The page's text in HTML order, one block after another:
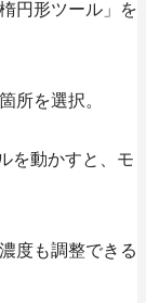
円形ツール」を
所を選択。
を動かすと、モ
度も調整できる